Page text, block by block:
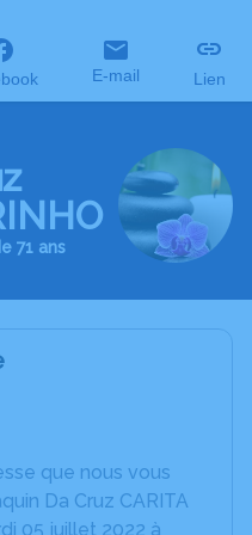
E-mail Lien
71 ans
que nous vous
Da Cruz CARITA
05 juillet 2022 à